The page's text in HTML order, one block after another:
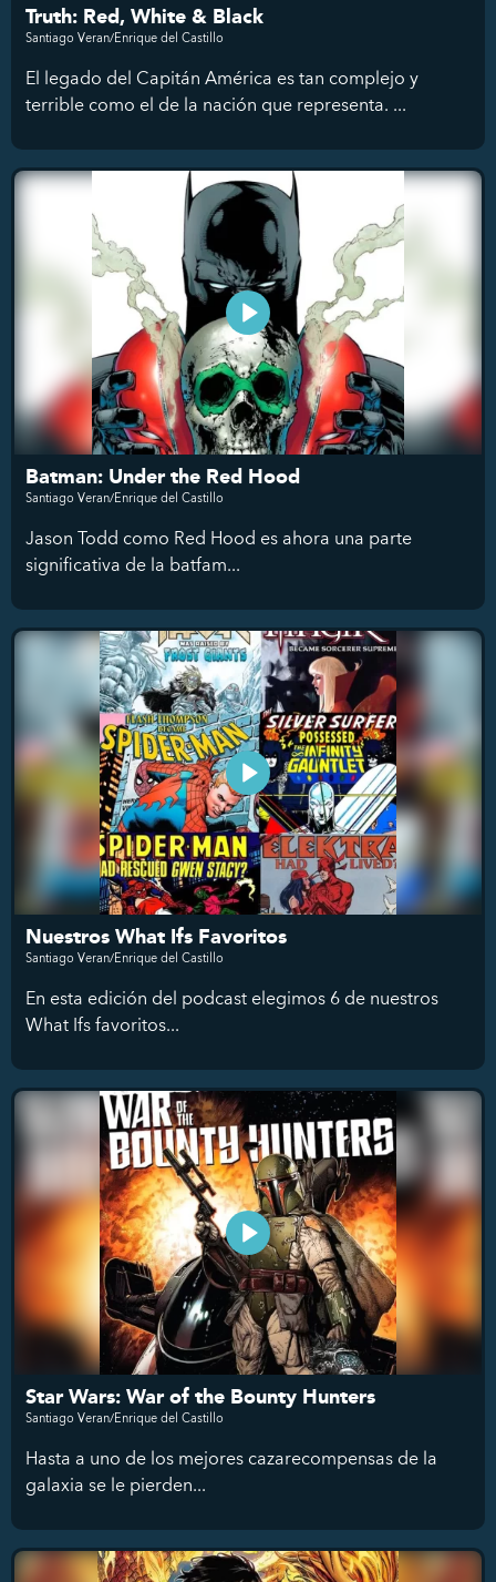
Truth: Red, White & Black
Santiago Veran/Enrique del Castillo
El legado del Capitán América es tan complejo y
terrible como el de la nación que representa. ...
Batman: Under the Red Hood
Santiago Veran/Enrique del Castillo
Jason Todd como Red Hood es ahora una parte
significativa de la batfam...
Nuestros What Ifs Favoritos
Santiago Veran/Enrique del Castillo
En esta edición del podcast elegimos 6 de nuestros
What Ifs favoritos...
Star Wars: War of the Bounty Hunters
Santiago Veran/Enrique del Castillo
Hasta a uno de los mejores cazarecompensas de la
galaxia se le pierden...